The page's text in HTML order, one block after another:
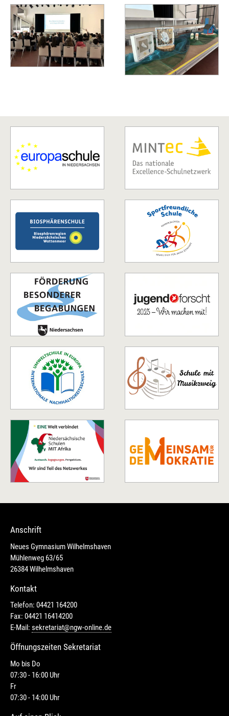
Anschrift
Neues Gymnasium Wilhelmshaven
Mühlenweg 63/65
26384 Wilhelmshaven
Kontakt
Telefon: 04421 164200
Fax: 04421 16414200
E-Mail: sekretariat@ngw-online.de
Öffnungszeiten Sekretariat
Mo bis Do
07:30 - 16:00 Uhr
Fr
07:30 - 14:00 Uhr